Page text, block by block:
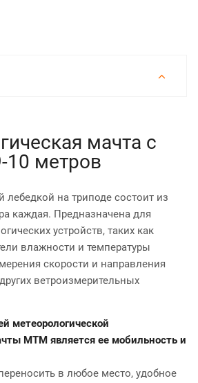
мачта с
10 метров
лебедкой на триподе состоит из
каждая. Предназначена для
устройств, таких как
влажности и температуры
скорости и направления
ветроизмерительных
метеорологической
МТМ является ее мобильность и
в любое место, удобное